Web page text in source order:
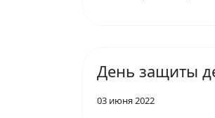
День защиты
03 июня 2022